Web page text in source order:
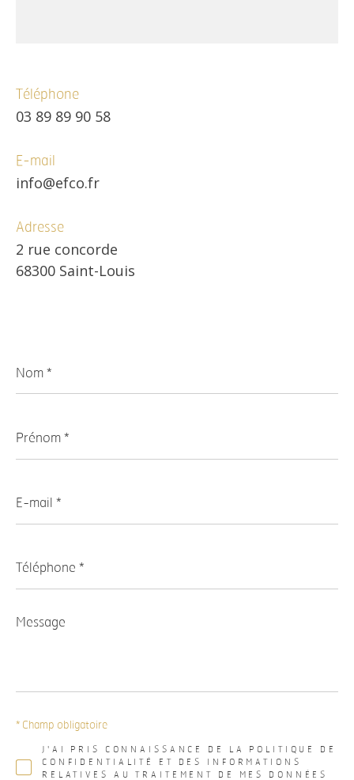
Téléphone
03 89 89 90 58
E-mail
info@efco.fr
Adresse
2 rue concorde
68300 Saint-Louis
*
*
mail
*
*
Message
*
J'AI PRIS CONNAISSANCE DE LA POLITIQUE DE
CONFIDENTIALITÉ ET DES INFORMATIONS
RELATIVES AU TRAITEMENT DE MES DONNÉES
* Champ obligatoire